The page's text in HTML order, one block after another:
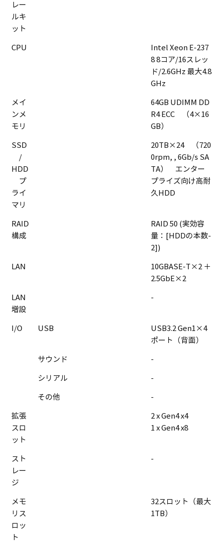
レー
ルキ
ット
CPU
Intel Xeon E-237
8 8コア/16スレッ
ド/2.6GHz 最大4.8
GHz
メイ
ンメ
モリ
64GB UDIMM DD
R4 ECC （4×16
GB）
SSD
/
HDD
プ
ライ
マリ
20TB×24 （720
0rpm, , 6Gb/s SA
TA） エンター
プライズ向け高耐
久HDD
RAID
構成
RAID 50 (実効容
量：[HDDの本数-
2])
LAN
10GBASE-T×2 ＋
2.5GbE×2
LAN
増設
-
I/O USB
USB3.2 Gen1×4
ポート（背面）
サウンド -
シリアル -
その他 -
拡張
スロ
ット
2 x Gen4 x4
1 x Gen4 x8
スト
レー
ジ
-
メモ
リス
ロッ
ト
32スロット（最大
1TB）